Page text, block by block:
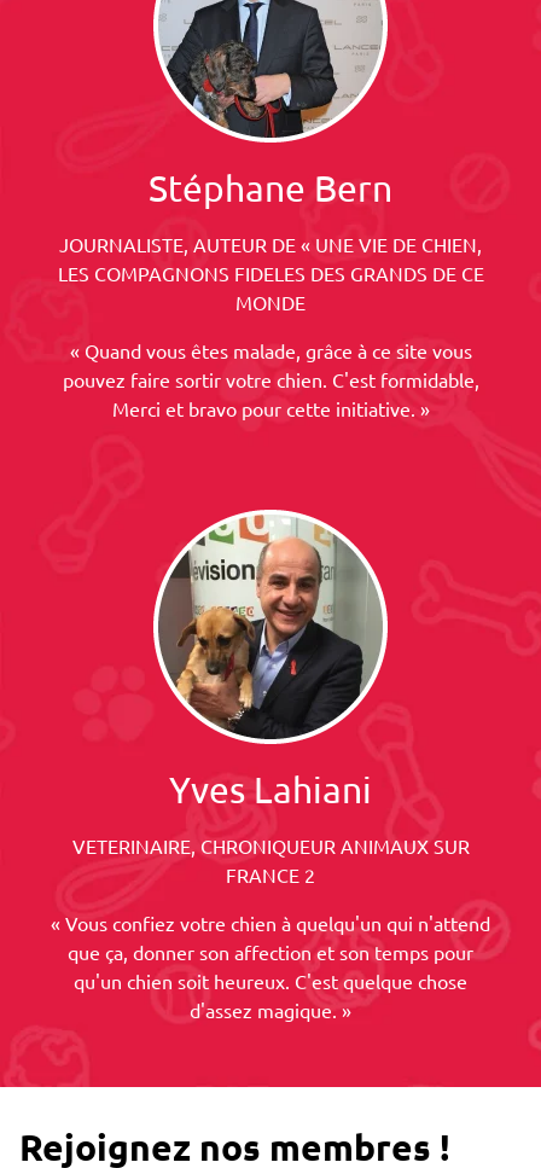
Stéphane Bern
JOURNALISTE, AUTEUR DE « UNE VIE DE CHIEN,
LES COMPAGNONS FIDELES DES GRANDS DE CE
MONDE
« Quand vous êtes malade, grâce à ce site vous
pouvez faire sortir votre chien. C'est formidable,
Merci et bravo pour cette initiative. »
Yves Lahiani
VETERINAIRE, CHRONIQUEUR ANIMAUX SUR
FRANCE 2
« Vous confiez votre chien à quelqu'un qui n'attend
que ça, donner son affection et son temps pour
qu'un chien soit heureux. C'est quelque chose
d'assez magique. »
Rejoignez nos membres !